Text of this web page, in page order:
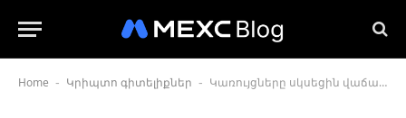
Home - Կրիպտո գիտելիքներ - Կառույցները սկսեցին վաճառել՝ Cardano-ն $1-ի մոտեցմամբ